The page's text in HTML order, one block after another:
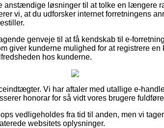
anstændige løsninger til at tolke en længere
vi, at du udforsker internet forretningens
genveje til at få kendskab til e-
giver kunderne mulighed for at registrere en
hos kunderne.
Vi har aftaler med utallige e-
honorar for så vidt vores brugere
vedligeholdes fra tid til anden, men vi
websitets oplysninger.